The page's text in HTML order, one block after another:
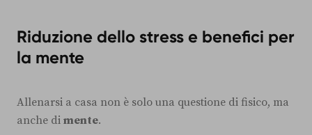
Riduzione dello stress e benefici per
la mente
Allenarsi a casa non è solo una questione di fisico, ma
anche di mente.